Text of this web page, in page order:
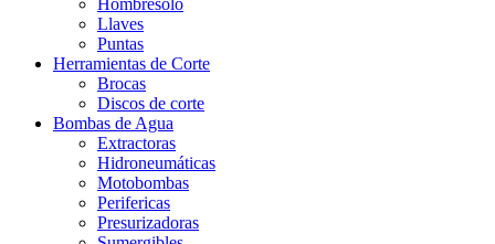
Hombresolo
Llaves
Puntas
Herramientas de Corte
Brocas
Discos de corte
Bombas de Agua
Extractoras
Hidroneumáticas
Motobombas
Perifericas
Presurizadoras